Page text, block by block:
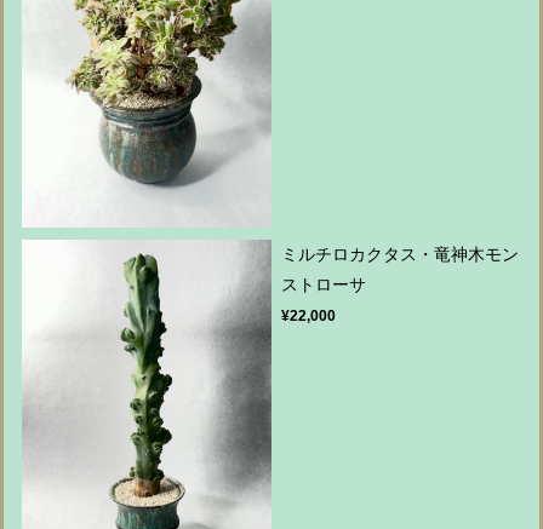
ミルチロカクタス・竜神木モン
ストローサ
¥22,000